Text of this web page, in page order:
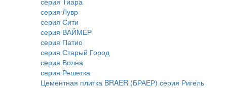
серия Лувр
серия Сити
серия ВАЙМЕР
серия Патио
серия Старый Город
серия Волна
серия Решетка
Цементная плитка BRAER (БРАЕР) серия Ригель